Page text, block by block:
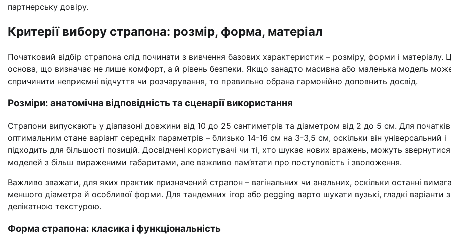
партнерську довіру.
Критерії вибору страпона: розмір, форма, матеріал
Початковий відбір страпона слід починати з вивчення базових характеристик – розміру, форми і матеріалу.
основа, що визначає не лише комфорт, а й рівень безпеки. Якщо занадто масивна або маленька модель
спричинити неприємні відчуття чи розчарування, то правильно обрана гармонійно доповнить досвід.
Розміри: анатомічна відповідність та сценарії використання
Страпони випускають у діапазоні довжини від 10 до 25 сантиметрів та діаметром від 2 до 5 см. Для
оптимальним стане варіант середніх параметрів – близько 14-16 см на 3-3,5 см, оскільки він універсальний і
підходить для більшості позицій. Досвідчені користувачі чи ті, хто шукає нових вражень, можуть
моделей з більш вираженими габаритами, але важливо пам’ятати про поступовість і зволоження.
Важливо зважати, для яких практик призначений страпон – вагінальних чи анальних, оскільки останні
меншого діаметра й особливої форми. Для тандемних ігор або pegging варто шукати вузькі, гладкі варіанти з
делікатною текстурою.
Форма страпона: класика і функціональність